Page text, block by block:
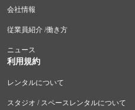
会社情報
従業員紹介 /働き方
ニュース
利用規約
レンタルについて
スタジオ / スペースレンタルについて